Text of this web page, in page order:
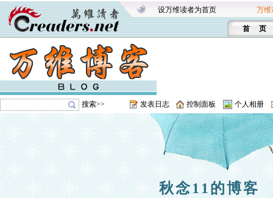
设万维读者为首页 万维
首 页
搜索>> 发表日志 控制面板 个人相册
秋念11的博客